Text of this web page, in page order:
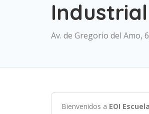
Av. de Gregorio del Amo,
Bienvenidos a EOI